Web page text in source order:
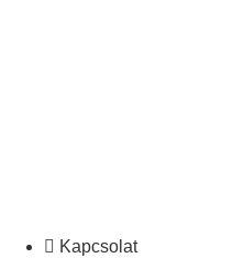
Kapcsolat